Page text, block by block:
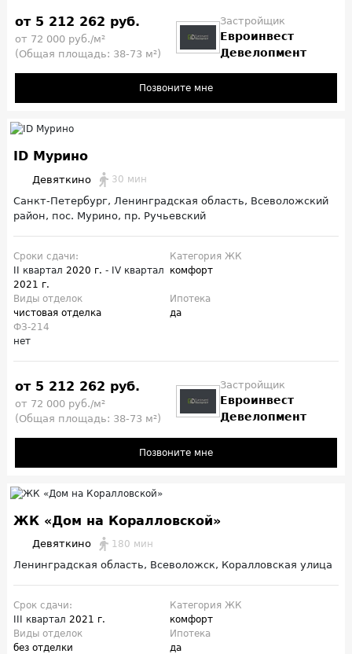
от 5 212 262 руб.
от 72 000 руб./м²
(Общая площадь: 38-73 м²)
Застройщик
Евроинвест
Девелопмент
Позвоните мне
ID Мурино
Девяткино 30 мин
Санкт-Петербург, Ленинградская область, Всеволожский
район, пос. Мурино, пр. Ручьевский
Сроки сдачи:
II квартал 2020 г. - IV квартал
2021 г.
Категория ЖК
комфорт
Виды отделок
чистовая отделка
Ипотека
да
ФЗ-214
нет
от 5 212 262 руб.
от 72 000 руб./м²
(Общая площадь: 38-73 м²)
Застройщик
Евроинвест
Девелопмент
Позвоните мне
ЖК «Дом на Коралловской»
Девяткино 180 мин
Ленинградская область, Всеволожск, Коралловская улица
Срок сдачи:
III квартал 2021 г.
Категория ЖК
комфорт
Виды отделок
без отделки
Ипотека
да